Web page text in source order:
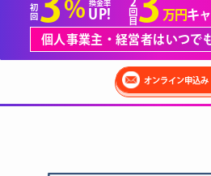
初
回
% 換金率
UP!
2
回
目
万円キ
個人事業主・経営者はいつで
オンライン申込み